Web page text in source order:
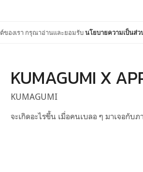
ของเรา กรุณาอ่านและยอมรับนโยบายความเป็นส่ว
KUMAGUMI X
KUMAGUMI
จะเกิดอะไรขึ้น เมื่อคนเบลอ ๆ มาเจอกับ